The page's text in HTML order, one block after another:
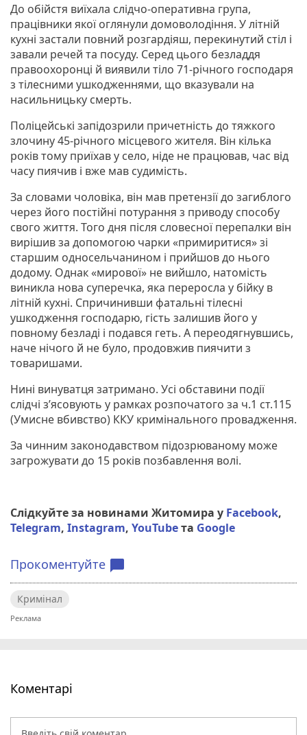
До обійстя виїхала слідчо-оперативна група,
працівники якої оглянули домоволодіння. У літній
кухні застали повний розгардіяш, перекинутий стіл і
завали речей та посуду. Серед цього безладдя
правоохоронці й виявили тіло 71-річного господаря
з тілесними ушкодженнями, що вказували на
насильницьку смерть.
Поліцейські запідозрили причетність до тяжкого
злочину 45-річного місцевого жителя. Він кілька
років тому приїхав у село, ніде не працював, час від
часу пиячив і вже мав судимість.
За словами чоловіка, він мав претензії до загиблого
через його постійні потурання з приводу способу
свого життя. Того дня після словесної перепалки він
вирішив за допомогою чарки «примиритися» зі
старшим односельчанином і прийшов до нього
додому. Однак «мирової» не вийшло, натомість
виникла нова суперечка, яка переросла у бійку в
літній кухні. Спричинивши фатальні тілесні
ушкодження господарю, гість залишив його у
повному безладі і подався геть. А переодягнувшись,
наче нічого й не було, продовжив пиячити з
товаришами.
Нині винуватця затримано. Усі обставини події
слідчі з’ясовують у рамках розпочатого за ч.1 ст.115
(Умисне вбивство) ККУ кримінального провадження.
За чинним законодавством підозрюваному може
загрожувати до 15 років позбавлення волі.
Слідкуйте за новинами Житомира у Facebook,
Telegram, Instagram, YouTubeта Google
Прокоментуйте chat_bubble
Кримінал
Коментарі